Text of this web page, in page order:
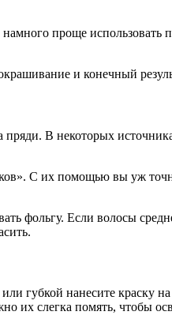
проще
и конечный
В некоторых
С их помощью вы уж
фольгу. Если волосы
губкой нанесите краску
их слегка помять, чтобы